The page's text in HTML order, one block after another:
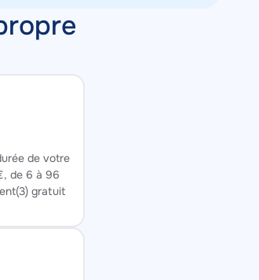
de votre
de 6 à 96
gratuit